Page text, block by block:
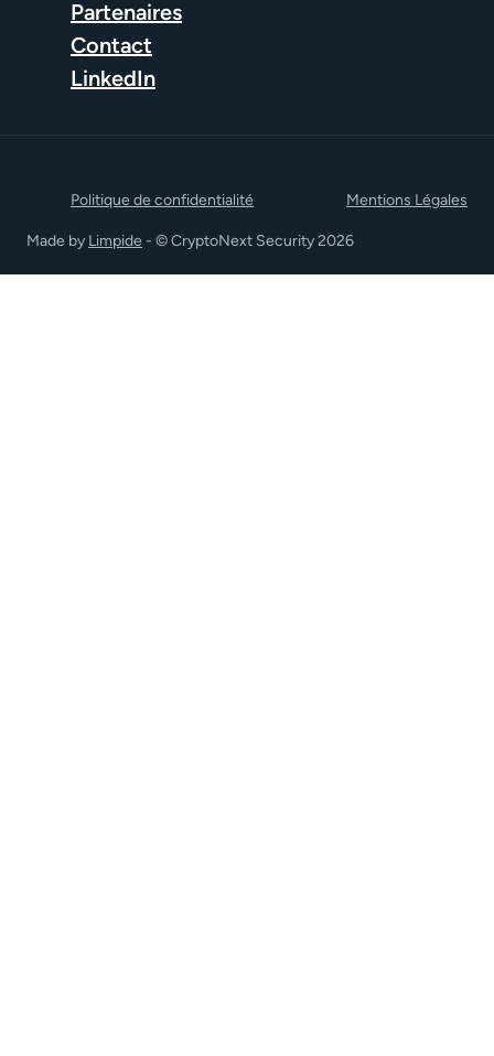
Partenaires
Contact
LinkedIn
Made by Limpide - © CryptoNext Security 2026
Politique de confidentialité Mentions Légales